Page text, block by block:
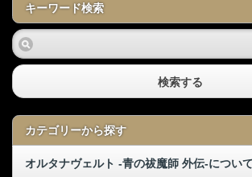
キーワード検索
検索する
カテゴリーから探す
オルタナヴェルト -青の祓魔師 外伝-について